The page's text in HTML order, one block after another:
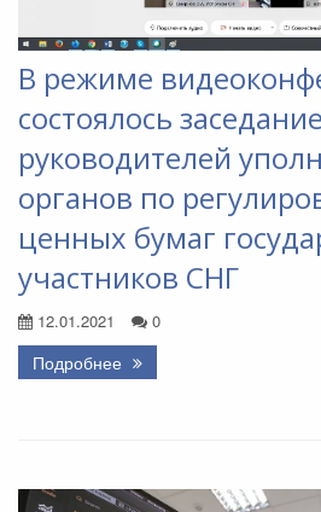
В режиме
состоялось
руководителей
органов по
ценных бумаг
участников СНГ
12.01.2021 0
Подробнее